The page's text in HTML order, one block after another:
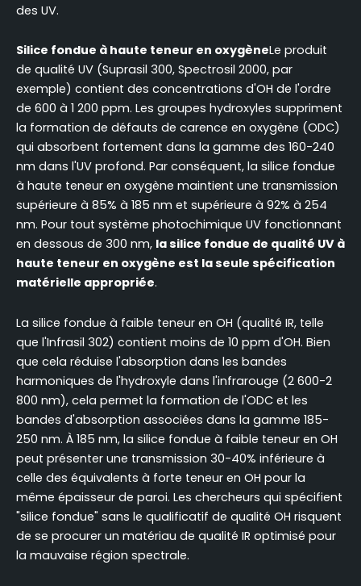
des UV.
Silice fondue à haute teneur en oxygèneLe produit
de qualité UV (Suprasil 300, Spectrosil 2000, par
exemple) contient des concentrations d'OH de l'ordre
de 600 à 1 200 ppm. Les groupes hydroxyles suppriment
la formation de défauts de carence en oxygène (ODC)
qui absorbent fortement dans la gamme des 160-240
nm dans l'UV profond. Par conséquent, la silice fondue
à haute teneur en oxygène maintient une transmission
supérieure à 85% à 185 nm et supérieure à 92% à 254
nm. Pour tout système photochimique UV fonctionnant
en dessous de 300 nm, la silice fondue de qualité UV à
haute teneur en oxygène est la seule spécification
matérielle appropriée.
La silice fondue à faible teneur en OH (qualité IR, telle
que l'Infrasil 302) contient moins de 10 ppm d'OH. Bien
que cela réduise l'absorption dans les bandes
harmoniques de l'hydroxyle dans l'infrarouge (2 600-2
800 nm), cela permet la formation de l'ODC et les
bandes d'absorption associées dans la gamme 185-
250 nm. À 185 nm, la silice fondue à faible teneur en OH
peut présenter une transmission 30-40% inférieure à
celle des équivalents à forte teneur en OH pour la
même épaisseur de paroi. Les chercheurs qui spécifient
"silice fondue" sans le qualificatif de qualité OH risquent
de se procurer un matériau de qualité IR optimisé pour
la mauvaise région spectrale.